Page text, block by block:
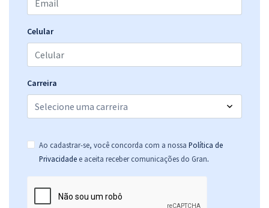
R$ 239,92à vista
Economize R$ 59,98 (-20%)
Comprar
IMBEL - Indústria de Material Bélico do Brasil - Analista Especializado
32,66
Comprar
Celular
Carreira
Ao cadastrar-se, você concorda com a nossa Política de
Privacidade e aceita receber comunicações do Gran.